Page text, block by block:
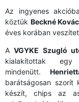
Az ingyenes
köztük Beckné
éves korában
A VGYKE Szugló
kialakítottak egy
mindenütt.
barátságosan
készít, chips az